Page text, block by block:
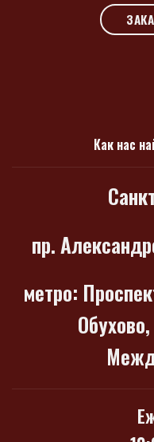
Как нас
пр.
метро: